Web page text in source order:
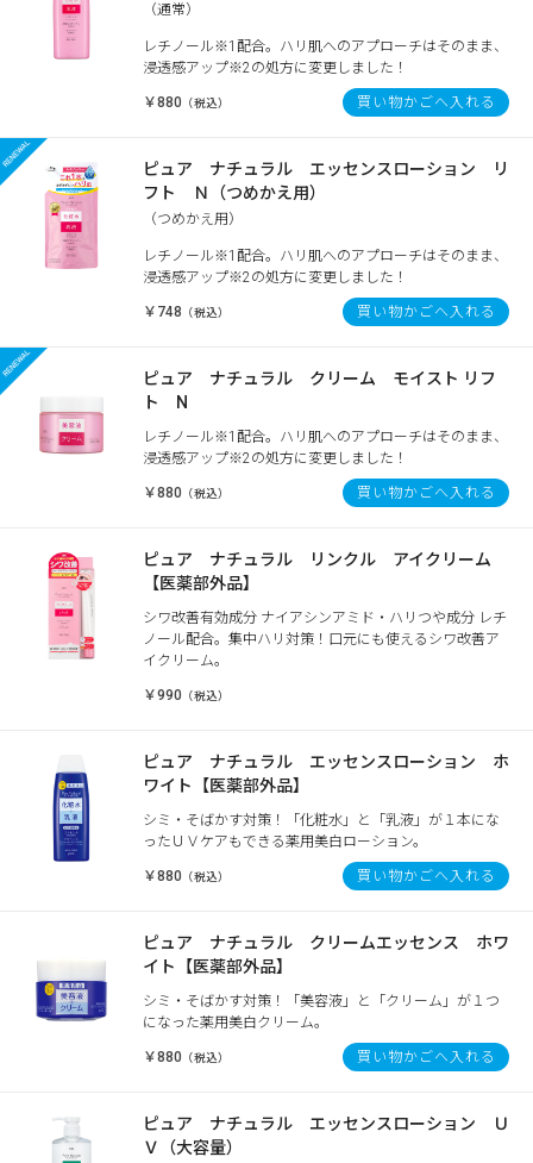
（通常）
レチノール※1配合。ハリ肌へのアプローチはそのまま、
浸透感アップ※2の処方に変更しました！
￥880 （税込） 買い物かごへ入れる
ピュア ナチュラル エッセンスローション リ
フト Ｎ（つめかえ用）
（つめかえ用）
レチノール※1配合。ハリ肌へのアプローチはそのまま、
浸透感アップ※2の処方に変更しました！
￥748 （税込） 買い物かごへ入れる
ピュア ナチュラル クリーム モイスト リフ
ト N
レチノール※1配合。ハリ肌へのアプローチはそのまま、
浸透感アップ※2の処方に変更しました！
￥880 （税込） 買い物かごへ入れる
ピュア ナチュラル リンクル アイクリーム
【医薬部外品】
シワ改善有効成分 ナイアシンアミド・ハリつや成分 レチ
ノール配合。集中ハリ対策！口元にも使えるシワ改善ア
イクリーム。
￥990 （税込）
ピュア ナチュラル エッセンスローション ホ
ワイト【医薬部外品】
シミ・そばかす対策！「化粧水」と「乳液」が１本にな
ったＵＶケアもできる薬用美白ローション。
￥880 （税込） 買い物かごへ入れる
ピュア ナチュラル クリームエッセンス ホワ
イト【医薬部外品】
シミ・そばかす対策！「美容液」と「クリーム」が１つ
になった薬用美白クリーム。
￥880 （税込） 買い物かごへ入れる
ピュア ナチュラル エッセンスローション Ｕ
Ｖ（大容量）